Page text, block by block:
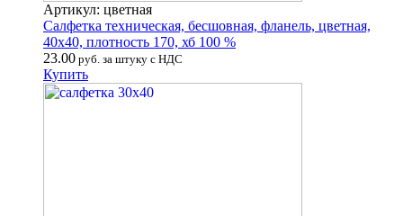
Артикул: цветная
Салфетка техническая, бесшовная, фланель, цветная,
40х40, плотность 170, хб 100 %
23.00 руб. за штуку с НДС
Купить